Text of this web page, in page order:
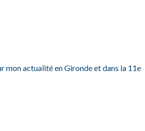
mon actualité en Gironde et dans la 11e